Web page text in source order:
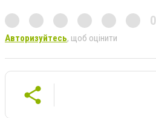
Авторизуйтесь, щоб оцінити